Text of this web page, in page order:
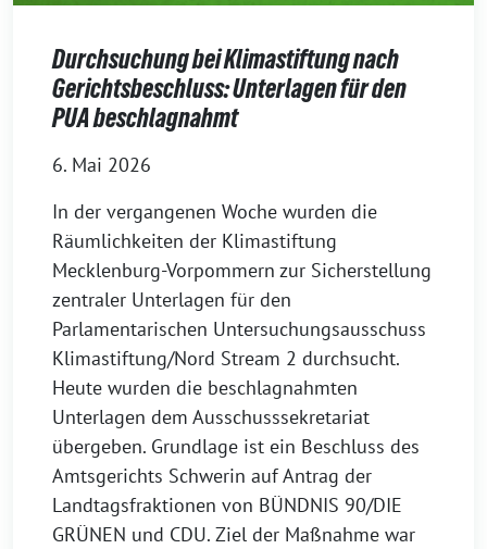
Durchsuchung bei Klimastiftung nach
Gerichtsbeschluss: Unterlagen für den
PUA beschlagnahmt
6. Mai 2026
In der vergangenen Woche wurden die
Räumlichkeiten der Klimastiftung
Mecklenburg-Vorpommern zur Sicherstellung
zentraler Unterlagen für den
Parlamentarischen Untersuchungsausschuss
Klimastiftung/Nord Stream 2 durchsucht.
Heute wurden die beschlagnahmten
Unterlagen dem Ausschusssekretariat
übergeben. Grundlage ist ein Beschluss des
Amtsgerichts Schwerin auf Antrag der
Landtagsfraktionen von BÜNDNIS 90/DIE
GRÜNEN und CDU. Ziel der Maßnahme war